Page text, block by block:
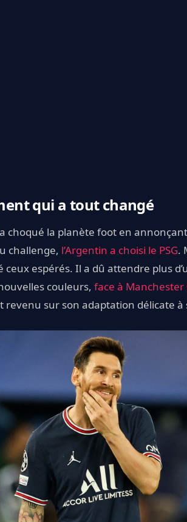
qui a tout changé
choqué la planète foot en
challenge, l’Argentin a choisi le PSG.
ceux espérés. Il a dû attendre plus
couleurs, face à Manchester
revenu sur son adaptation délicate